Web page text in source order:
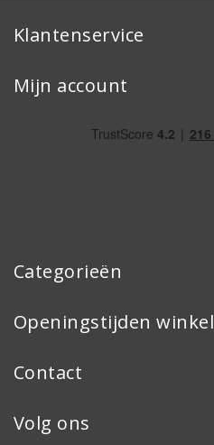
Klantenservice
Mijn account
Categorieën
Openingstijden winkel
Contact
Volg ons